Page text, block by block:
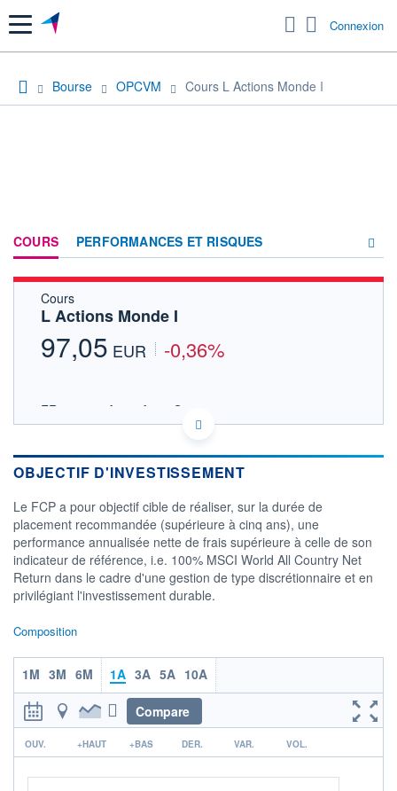
Menu Connexion
Bourse OPCVM Cours L Actions Monde I
COURS PERFORMANCES ET RISQUES
Cours
L Actions Monde I
97,05 EUR -0,36%
FR0014015A52 - Auris Gestion
OPCVM DERNIER COURS CONNU AU 05/08/2026
30/06 20/07
CATÉGORIE MORNINGSTAR
Cap. Mixte
FONDS PARTENAIRES
TARIFS PRIVILÉGIÉS 0%
ÉLIGIBILITÉ
PEA PEA-PME BOURSOVIE LUX
CTO BUSINESS
Non éligible Boursobank
OBJECTIF D'INVESTISSEMENT
Le FCP a pour objectif cible de réaliser, sur la durée de
placement recommandée (supérieure à cinq ans), une
performance annualisée nette de frais supérieure à celle de son
indicateur de référence, i.e. 100% MSCI World All Country Net
Return dans le cadre d'une gestion de type discrétionnaire et en
privilégiant l'investissement durable.
Composition
1M 3M 6M 1A 3A 5A 10A
Compare
r
OUV. +HAUT +BAS DER. VAR. VOL.